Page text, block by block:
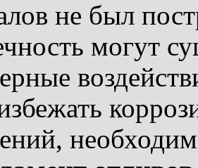
не был
могут